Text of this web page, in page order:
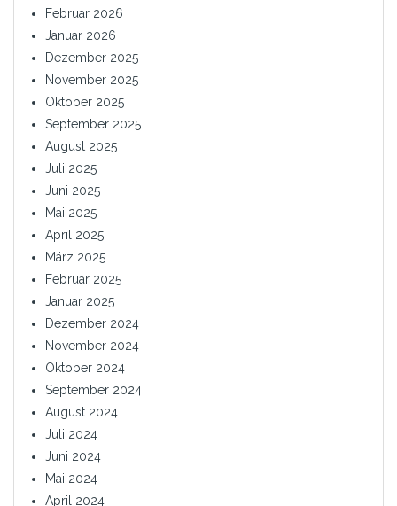
Februar 2026
Januar 2026
Dezember 2025
November 2025
Oktober 2025
September 2025
August 2025
Juli 2025
Juni 2025
Mai 2025
April 2025
März 2025
Februar 2025
Januar 2025
Dezember 2024
November 2024
Oktober 2024
September 2024
August 2024
Juli 2024
Juni 2024
Mai 2024
April 2024